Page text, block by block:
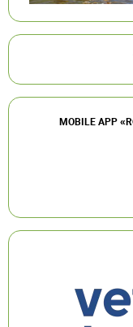
MOBILE APP